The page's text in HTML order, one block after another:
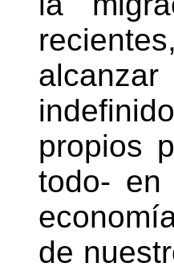
propios
todo- en
de